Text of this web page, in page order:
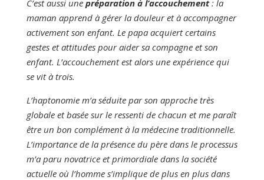
C’est aussi une préparation à l’accouchement: la
maman apprend à gérer la douleur et à accompagner
activement son enfant. Le papa acquiert certains
gestes et attitudes pour aider sa compagne et son
enfant. L’accouchement est alors une expérience qui
se vit à trois.
L’haptonomie m’a séduite par son approche très
globale et basée sur le ressenti de chacun et me paraît
être un bon complément à la médecine traditionnelle.
L’importance de la présence du père dans le processus
m’a paru novatrice et primordiale dans la société
actuelle où l’homme s’implique de plus en plus dans